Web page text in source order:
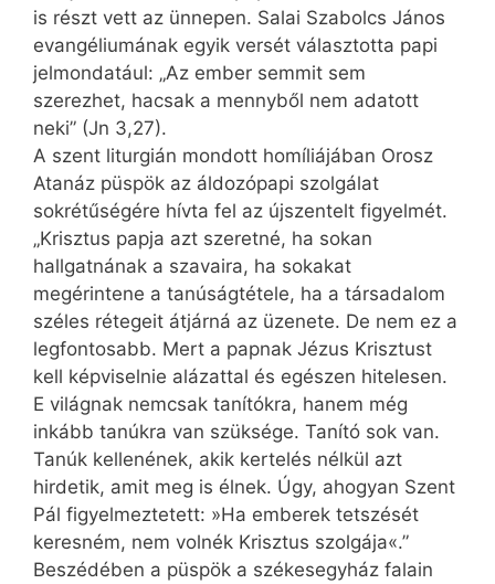
is részt vett az ünnepen. Salai Szabolcs János
evangéliumának egyik versét választotta papi
jelmondatául: „Az ember semmit sem
szerezhet, hacsak a mennyből nem adatott
neki” (Jn 3,27).
A szent liturgián mondott homíliájában Orosz
Atanáz püspök az áldozópapi szolgálat
sokrétűségére hívta fel az újszentelt figyelmét.
„Krisztus papja azt szeretné, ha sokan
hallgatnának a szavaira, ha sokakat
megérintene a tanúságtétele, ha a társadalom
széles rétegeit átjárná az üzenete. De nem ez a
legfontosabb. Mert a papnak Jézus Krisztust
kell képviselnie alázattal és egészen hitelesen.
E világnak nemcsak tanítókra, hanem még
inkább tanúkra van szüksége. Tanító sok van.
Tanúk kellenének, akik kertelés nélkül azt
hirdetik, amit meg is élnek. Úgy, ahogyan Szent
Pál figyelmeztetett: »Ha emberek tetszését
keresném, nem volnék Krisztus szolgája«.”
Beszédében a püspök a székesegyház falain